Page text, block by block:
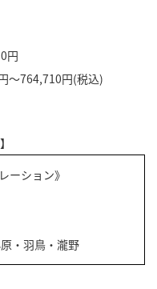
円
円(税込)
ーション》
・羽鳥・瀧野